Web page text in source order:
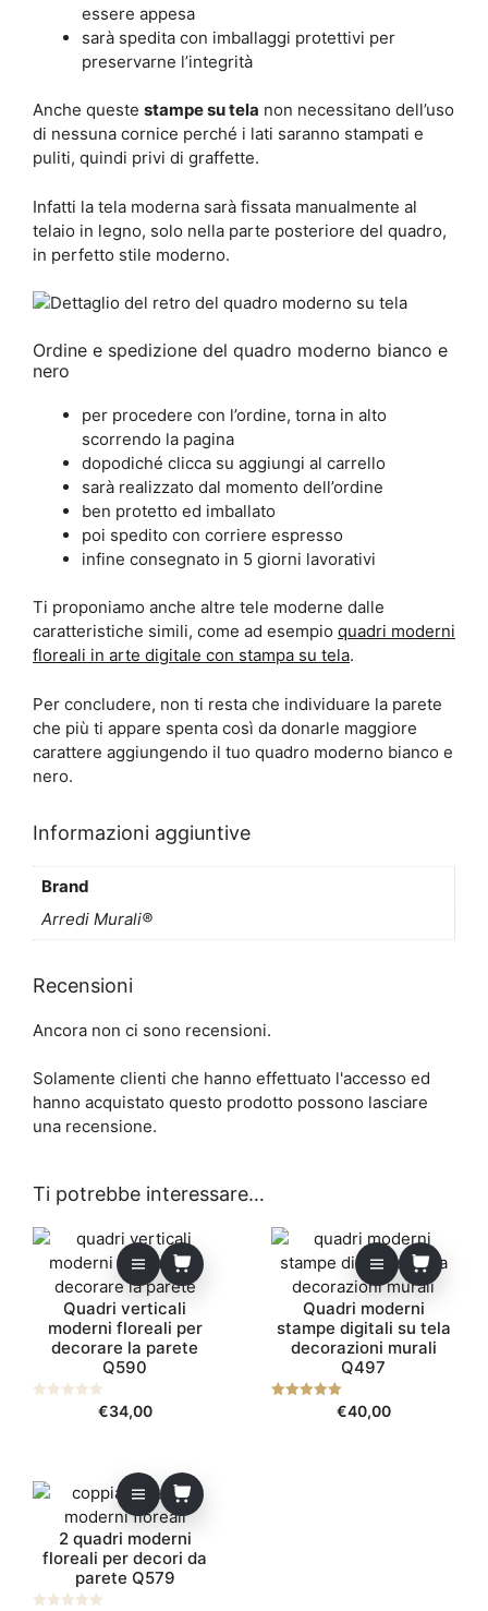
essere appesa
sarà spedita con imballaggi protettivi per
preservarne l’integrità
Anche queste stampe su tela non necessitano dell’uso
di nessuna cornice perché i lati saranno stampati e
puliti, quindi privi di graffette.
Infatti la tela moderna sarà fissata manualmente al
telaio in legno, solo nella parte posteriore del quadro,
in perfetto stile moderno.
Ordine e spedizione del quadro moderno bianco e
nero
per procedere con l’ordine, torna in alto
scorrendo la pagina
dopodiché clicca su aggiungi al carrello
sarà realizzato dal momento dell’ordine
ben protetto ed imballato
poi spedito con corriere espresso
infine consegnato in 5 giorni lavorativi
Ti proponiamo anche altre tele moderne dalle
caratteristiche simili, come ad esempio quadri moderni
floreali in arte digitale con stampa su tela.
Per concludere, non ti resta che individuare la parete
che più ti appare spenta così da donarle maggiore
carattere aggiungendo il tuo quadro moderno bianco e
nero.
Informazioni aggiuntive
Brand
Arredi Murali®
Recensioni
Ancora non ci sono recensioni.
Solamente clienti che hanno effettuato l'accesso ed
hanno acquistato questo prodotto possono lasciare
una recensione.
Ti potrebbe interessare…
Quadri verticali
moderni floreali per
decorare la parete
Q590
€34,00
Quadri moderni
stampe digitali su tela
decorazioni murali
Q497
€40,00
2 quadri moderni
floreali per decori da
parete Q579